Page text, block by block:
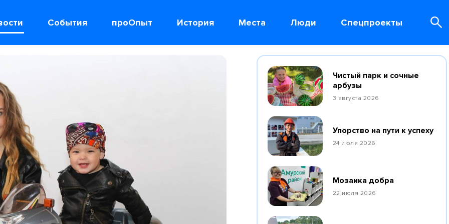
События проОпыт История Места Люди Спецпроекты
Чистый парк и сочные
арбузы
3 августа 2026
Упорство на пути к успеху
24 июля 2026
Мозаика добра
22 июля 2026